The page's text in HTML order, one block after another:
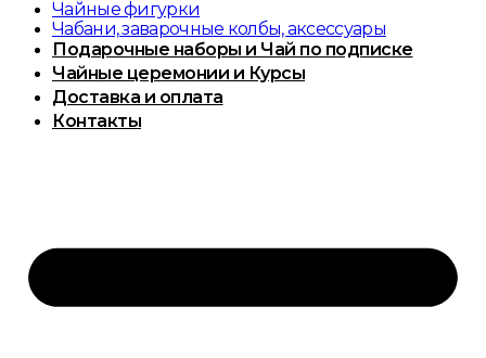
Чайные фигурки
Чабани, заварочные колбы, аксессуары
Подарочные наборы и Чай по подписке
Чайные церемонии и Курсы
Доставка и оплата
Контакты